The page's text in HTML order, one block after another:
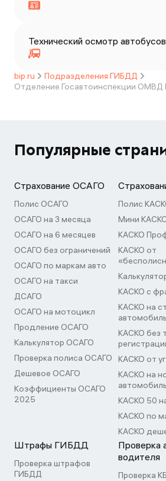
Технический осмотр автобусов
bip.ru
Подразделения ГИБДД
Популярные
Страхование ОСАГО
Полис ОСАГО
ОСАГО на 3 месяца
ОСАГО на 6 месяцев
ОСАГО без ограничений
ОСАГО по маркам авто
ОСАГО на такси
ДСАГО
ОСАГО на мотоцикл
Продление ОСАГО
Калькулятор ОСАГО
Проверка полиса ОСАГО
Дешевое ОСАГО
Коэффициенты ОСАГО
2025
Полис
Мини
КАСКО
КАСКО от
КАСКО с
КАСКО на
автомобиль
КАСКО без
КАСКО от
КАСКО на
автомобиль
КАСКО 50
КАСКО по
КАСКО
Штрафы ГИБДД
Проверка штрафов
ГИБДД
Проверка
водителя
Проверка